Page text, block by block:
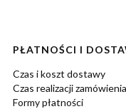
PŁATNOŚCI I
Czas i koszt dostawy
Czas realizacji zamówienia
Formy płatności